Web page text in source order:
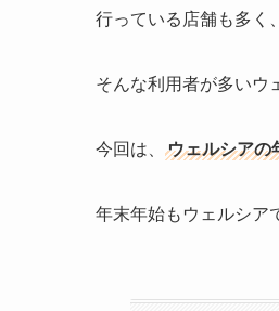
行っている店舗も多く
そんな利用者が多いウ
今回は、 ウェルシアの
年末年始もウェルシア